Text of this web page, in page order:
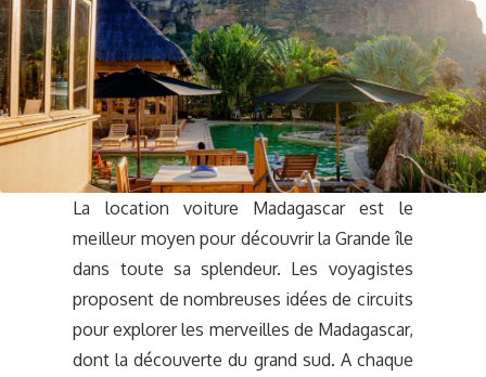
La location voiture Madagascar est le
meilleur moyen pour découvrir la Grande île
dans toute sa splendeur. Les voyagistes
proposent de nombreuses idées de circuits
pour explorer les merveilles de Madagascar,
dont la découverte du grand sud. A chaque